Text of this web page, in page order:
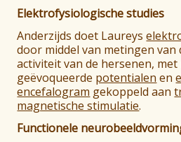
Elektrofysiologische studies
Anderzijds doet Laureys
door middel van metingen van
activiteit van de hersenen, met
geëvoqueerde potentialen en
encefalogram gekoppeld aan
magnetische stimulatie.
Functionele